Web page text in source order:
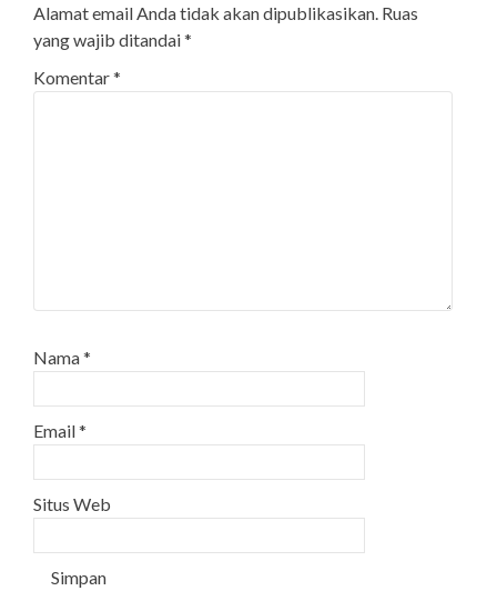
Alamat email Anda tidak akan dipublikasikan. Ruas
yang wajib ditandai*
Komentar*
Nama*
Email*
Situs Web
Simpan